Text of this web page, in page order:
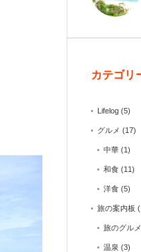
カテゴリ
Lifelog (5)
グルメ (17)
中華 (1)
和食 (11)
洋食 (5)
旅の案内板
旅のグルメ
温泉 (3)